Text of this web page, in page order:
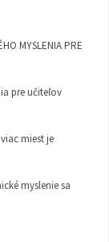
MYSLENIA PRE
pre učiteľov
miest je
myslenie sa